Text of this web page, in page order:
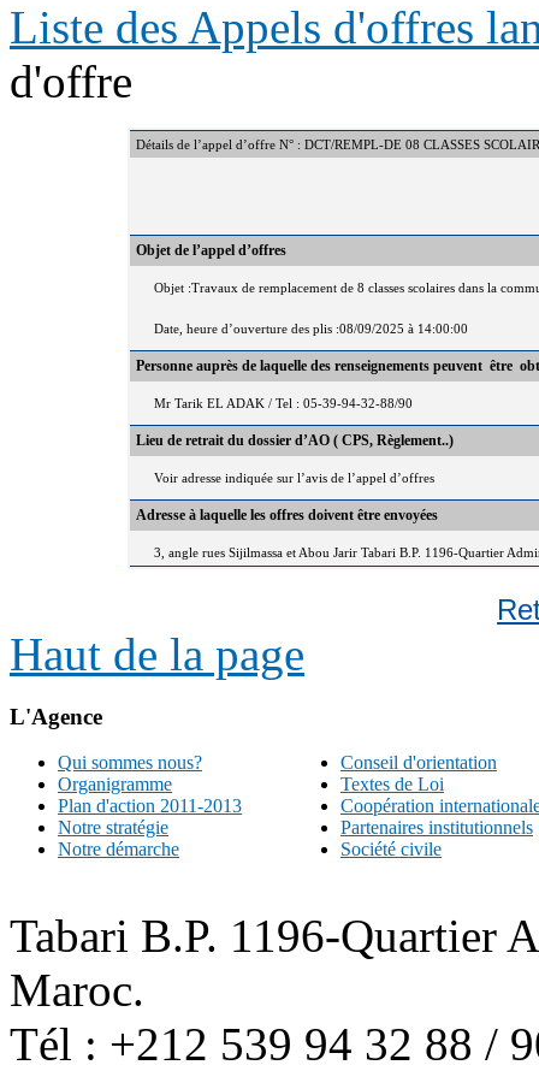
Liste des Appels d'offres
d'offre
Détails de l’appel d’offre N° : DCT/REMPL-DE 08 CLASSES
Objet de l’appel d’offres
Objet :Travaux de remplacement de 8 classes scolaires dans la
Date, heure d’ouverture des plis :08/09/2025 à 14:00:00
Personne auprès de laquelle des renseignements peuvent être
Mr Tarik EL ADAK / Tel : 05-39-94-32-88/90
Lieu de retrait du dossier d’AO ( CPS, Règlement..)
Voir adresse indiquée sur l’avis de l’appel d’offres
Adresse à laquelle les offres doivent être envoyées
3, angle rues Sijilmassa et Abou Jarir Tabari B.P. 1196-Quartier
Haut de la page
L'Agence
Qui sommes nous?
Organigramme
Plan d'action 2011-2013
Notre stratégie
Notre démarche
Conseil d'orientation
Textes de Loi
Coopération
Partenaires institutionnels
Société civile
Tabari B.P. 1196-Quartier
Maroc.
Tél : +212 539 94 32 88 /